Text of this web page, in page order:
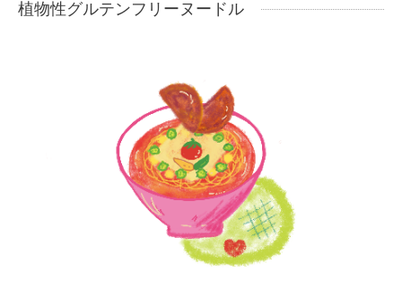
植物性グルテンフリーヌードル